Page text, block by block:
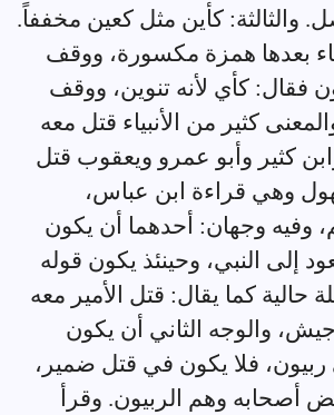
والثالثة: كأين مثل كعين مخففاً.
بعدها همزة مكسورة، ووقف
فقال: كأي لأنه تنوين، ووقف
كثير من الأنبياء قتل معه
كثير وأبو عمرو ويعقوب قتل
وهي قراءة ابن عباس،
وفيه وجهان: أحدهما أن يكون
إلى النبي، وحينئذ يكون قوله
حالية كما يقال: قتل الأمير معه
والوجه الثاني أن يكون
ربيون، فلا يكون في قتل ضمير،
أصحابه وهم الربيون. وقرأ